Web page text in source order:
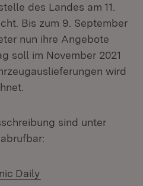
des Landes am 11.
Bis zum 9. September
nun ihre Angebote
soll im November 2021
wird
sind unter
Daily